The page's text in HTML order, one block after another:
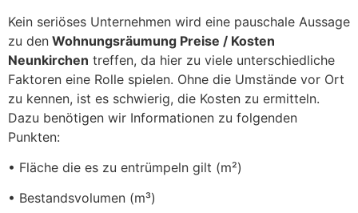
Kein seriöses Unternehmen wird eine pauschale Aussage
zu den Wohnungsräumung Preise / Kosten
Neunkirchen treffen, da hier zu viele unterschiedliche
Faktoren eine Rolle spielen. Ohne die Umstände vor Ort
zu kennen, ist es schwierig, die Kosten zu ermitteln.
Dazu benötigen wir Informationen zu folgenden
Punkten:
• Fläche die es zu entrümpeln gilt (m²)
• Bestandsvolumen (m³)